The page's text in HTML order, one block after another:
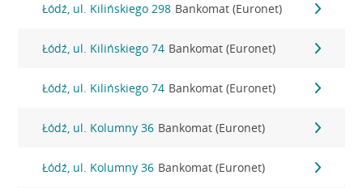
Łódź, ul. Kilińskiego 298 Bankomat (Euronet)
Łódź, ul. Kilińskiego 74 Bankomat (Euronet)
Łódź, ul. Kilińskiego 74 Bankomat (Euronet)
Łódź, ul. Kolumny 36 Bankomat (Euronet)
Łódź, ul. Kolumny 36 Bankomat (Euronet)